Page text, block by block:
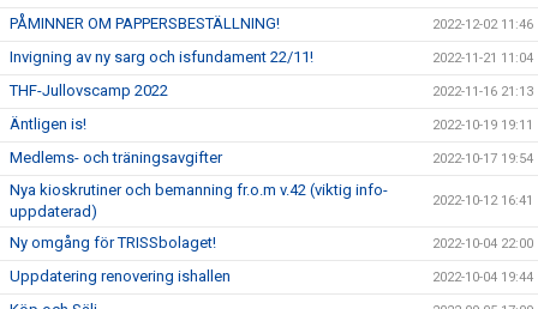
PÅMINNER OM PAPPERSBESTÄLLNING! 2022-12-02 11:46
Invigning av ny sarg och isfundament 22/11! 2022-11-21 11:04
THF-Jullovscamp 2022 2022-11-16 21:13
Äntligen is! 2022-10-19 19:11
Medlems- och träningsavgifter 2022-10-17 19:54
Nya kioskrutiner och bemanning fr.o.m v.42 (viktig info-
uppdaterad)
2022-10-12 16:41
Ny omgång för TRISSbolaget! 2022-10-04 22:00
Uppdatering renovering ishallen 2022-10-04 19:44